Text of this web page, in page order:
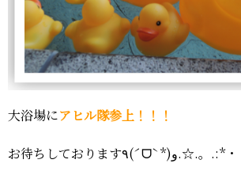
おーゆ・ホテル
0859-31-3333
大浴場にアヒル隊参上！！！
お待ちしております٩(ˊᗜˋ*)و.☆.。.:*・